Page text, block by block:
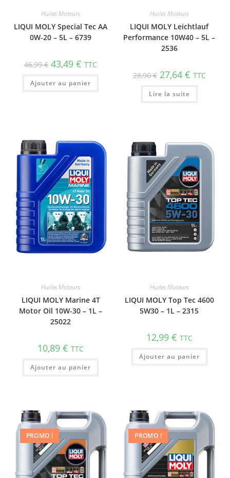
Huiles Moteurs
LIQUI MOLY Special Tec AA
0W-20 – 5L – 6739
46,99€ 43,49€ TTC
Ajouter au panier
Huiles Moteurs
LIQUI MOLY Leichtlauf
Performance 10W40 – 5L –
2536
28,90€ 27,64 € TTC
Lire la suite
Huiles Moteurs
LIQUI MOLY Marine 4T
Motor Oil 10W-30 – 1L –
25022
10,89€ TTC
Ajouter au panier
Huiles Moteurs
LIQUI MOLY Top Tec 4600
5W30 – 1L – 2315
12,99 € TTC
Ajouter au panier
PROMO ! PROMO !